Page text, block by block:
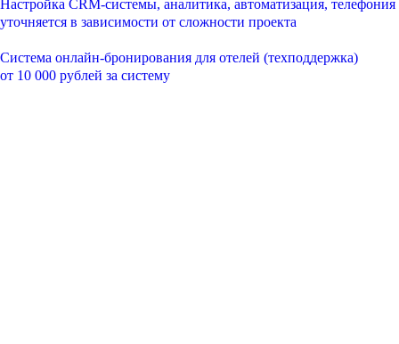
Настройка CRM-системы, аналитика, автоматизация, телефония
уточняется в зависимости от сложности проекта
Система онлайн-бронирования для отелей (техподдержка)
от 10 000 рублей за систему